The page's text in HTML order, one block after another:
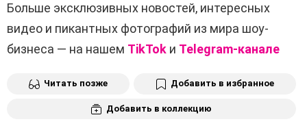
Больше эксклюзивных новостей, интересных
видео и пикантных фотографий из мира шоу-
бизнеса — на нашем TikTok и Telegram-канале
Читать позже Добавить в избранное
Добавить в коллекцию